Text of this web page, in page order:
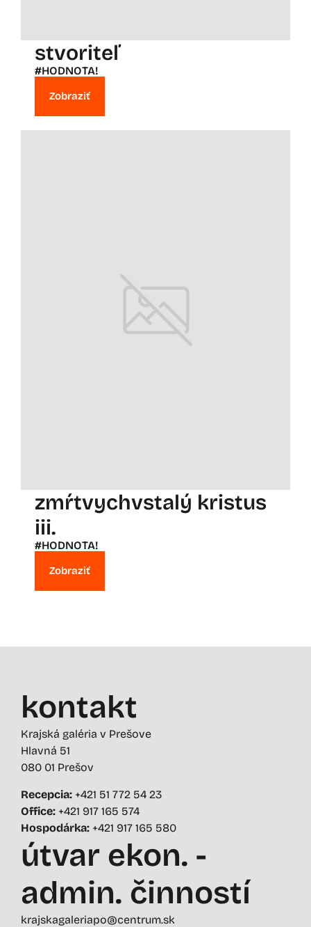
stvoriteľ
#HODNOTA!
Zobraziť
zmŕtvychvstalý kristus
iii.
#HODNOTA!
Zobraziť
kontakt
Krajská galéria v Prešove
Hlavná 51
080 01 Prešov
Recepcia: +421 51 772 54 23
Office: +421 917 165 574
Hospodárka: +421 917 165 580
útvar ekon. -
admin. činností
krajskagaleriapo@centrum.sk